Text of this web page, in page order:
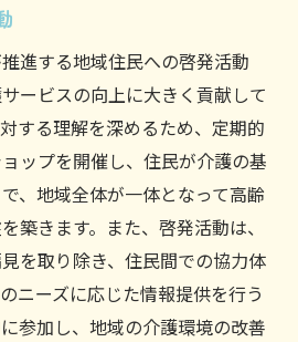
進する地域住民への啓発活動
ービスの向上に大きく貢献して
する理解を深めるため、定期的
ップを開催し、住民が介護の基
、地域全体が一体となって高齢
築きます。また、啓発活動は、
を取り除き、住民間での協力体
ニーズに応じた情報提供を行う
参加し、地域の介護環境の改善